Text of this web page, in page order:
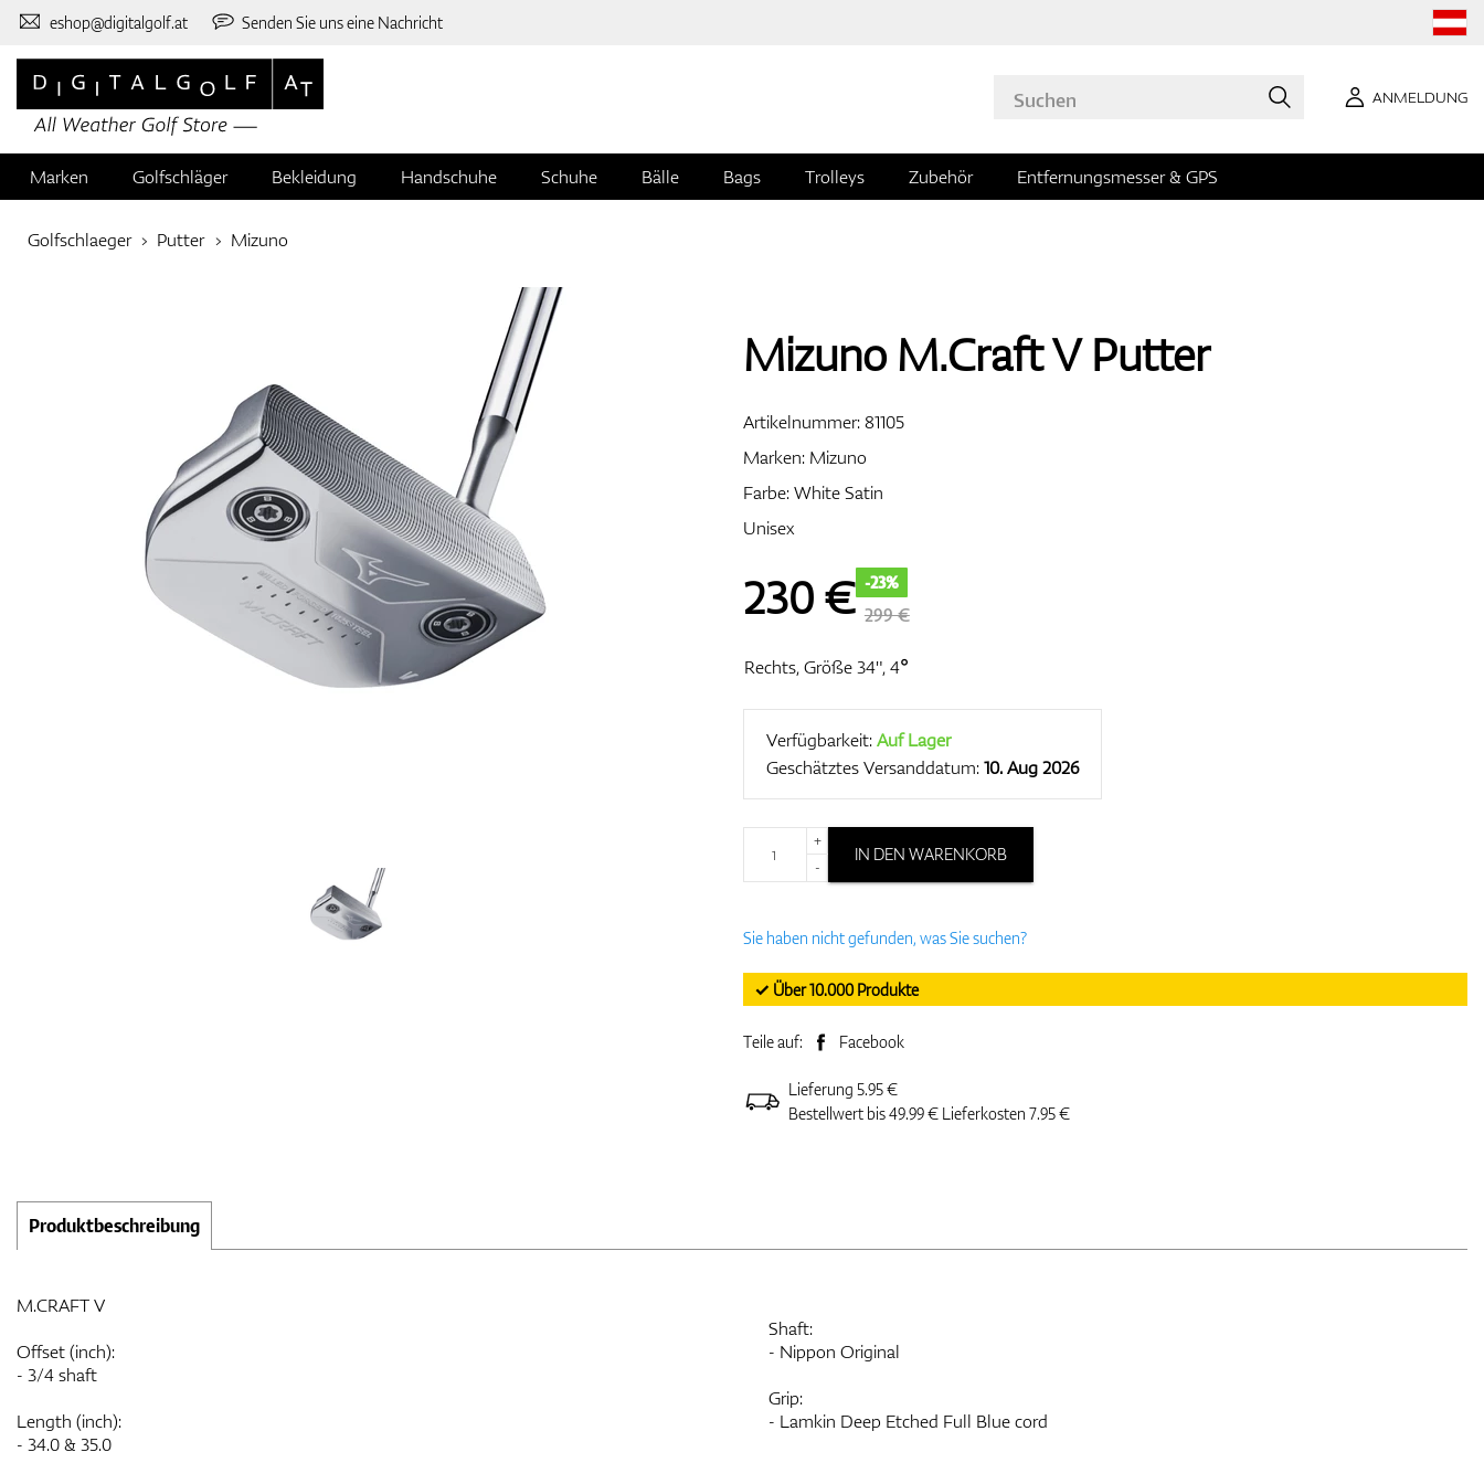
eshop@digitalgolf.at Senden Sie uns eine Nachricht
ANMELDUNG
Marken Golfschläger Bekleidung Handschuhe Schuhe Bälle Bags Trolleys Zubehör Entfernungsmesser & GPS
Golfschlaeger Putter Mizuno
Mizuno M.Craft V Putter
Artikelnummer:81105
Marken: Mizuno
Farbe: White Satin
Unisex
230€ -23%
299 €
Rechts, Größe 34", 4°
Verfügbarkeit:Auf Lager
Geschätztes Versanddatum:10. Aug 2026
+
-
IN DEN WARENKORB
Sie haben nicht gefunden, was Sie suchen?
✓ Über 10.000 Produkte
Teile auf: Facebook
Lieferung 5.95 €
Bestellwert bis 49.99 € Lieferkosten 7.95 €
Produktbeschreibung
M.CRAFT V
Offset (inch):
- 3/4 shaft
Length (inch):
- 34.0 & 35.0
Shaft:
- Nippon Original
Grip:
- Lamkin Deep Etched Full Blue cord